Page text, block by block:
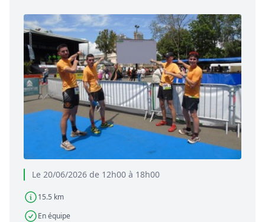
Le 20/06/2026 de 12h00 à 18h00
15.5 km
En équipe